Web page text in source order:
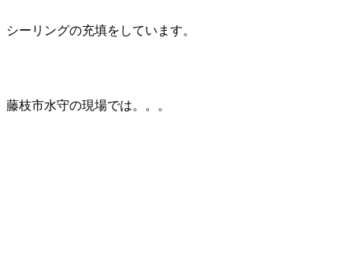
シーリングの充填をしています。
藤枝市水守の現場では。。。